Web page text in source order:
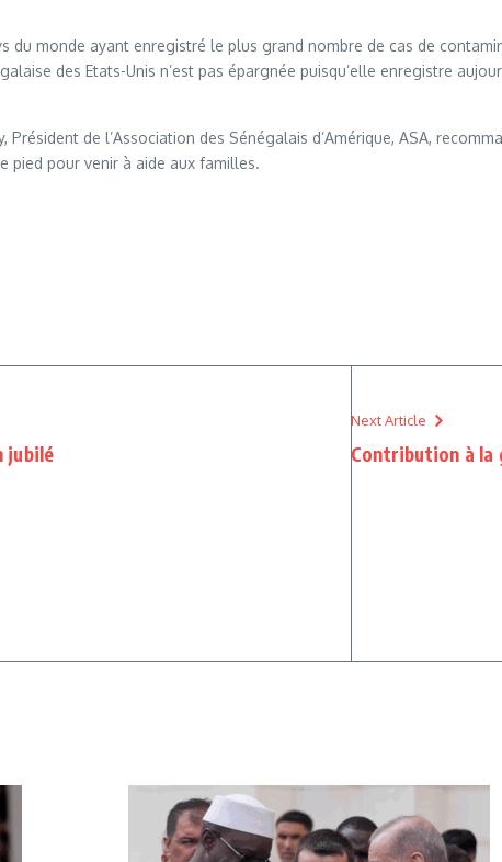
du monde ayant enregistré le plus grand nombre de cas de
des Etats-Unis n’est pas épargnée puisqu’elle enregistre
Président de l’Association des Sénégalais d’Amérique, ASA,
pied pour venir à aide aux familles.
jubilé
Next Article
Contribution à la